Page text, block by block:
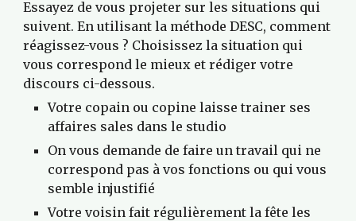
Essayez de vous projeter sur les situations qui
suivent. En utilisant la méthode DESC, comment
réagissez-vous ? Choisissez la situation qui
vous correspond le mieux et rédiger votre
discours ci-dessous.
Votre copain ou copine laisse trainer ses
affaires sales dans le studio
On vous demande de faire un travail qui ne
correspond pas à vos fonctions ou qui vous
semble injustifié
Votre voisin fait régulièrement la fête les